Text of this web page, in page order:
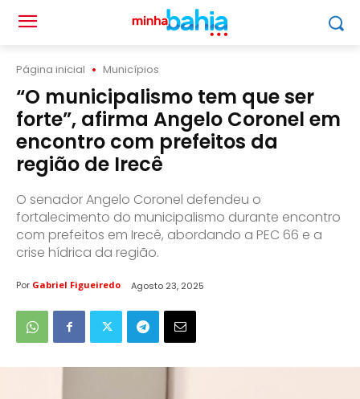
Página inicial Municípios
“O municipalismo tem que ser
forte”, afirma Angelo Coronel em
encontro com prefeitos da
região de Irecê
O senador Angelo Coronel defendeu o
fortalecimento do municipalismo durante encontro
com prefeitos em Irecê, abordando a PEC 66 e a
crise hídrica da região.
Por Gabriel Figueiredo Agosto 23, 2025